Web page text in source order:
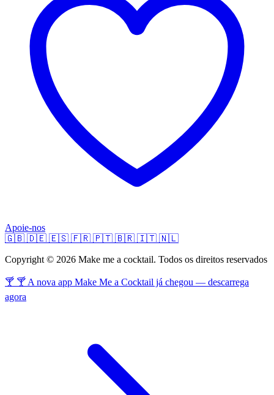
Apoie-nos
🇬🇧 🇩🇪 🇪🇸 🇫🇷 🇵🇹 🇧🇷 🇮🇹 🇳🇱
Copyright © 2026 Make me a cocktail. Todos os direitos reservados
🍸 🍸 A nova app Make Me a Cocktail já chegou — descarrega
agora